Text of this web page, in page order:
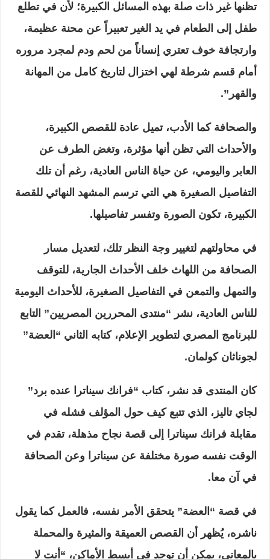
تظنها غير ذات صلة بهذه المسائل الكبيرة؛ لأن في تطلع
طفل إلى الطعام في يد الغير تعبيراً عن محنة عظيمة،
وارتجافة خوف تعتري إنساناً من لحم ودم لمجرد مروره
أمام قسم شرطة لهي اختزال لتاريخ كامل من المهانة
والقهر”.
والصحافة كما الأدب، تميل عادة للقصص الكبيرة،
والأحداث التي تظن أنها مؤثرة، وتغض الطرف عن
العابر واليومي، عن حياة الناس العادية، رغم أن تلك
التفاصيل الصغيرة هي التي ترسم المشهد النهائي للقصة
الكبيرة، تكون الصورة وتفسر تفاصيلها.
في محاولتهم لتغيير وجة النظر تلك، لتعديل مسار
الصحافة من اللهاث خلف الأحداث الجارية، للتوقف
والتمهل والتمعن في التفاصيل الصغيرة، للأحداث اليومية
للناس العادية، نشر “منتدى المحررين المصريين” التابع
للبرنامج المصري لتطوير الإعلام، كتابه الثاني “العضة”
لجوناثان كولمان.
كان المنتدى قد نشر، كتاب “فرانك سيناترا عنده برد”
لجاي تاليز، الذي تتبع كيف حول المؤلف فشله في
مقابلة فرانك سيناترا إلى قصة نجاح مذهلة، تقدم في
الوقت نفسه صورة مختلفة عن سيناترا وعن الصحافة
في آن معا.
في قصة “العضة” يتحقق الأمر نفسه، فالعمل كما يقول
ناشره، يُظهر أن القصص العميقة والمثيرة والمحملة
بالمعاني، يمكن أن توجد في أبسط الأماكن، “أنت لا